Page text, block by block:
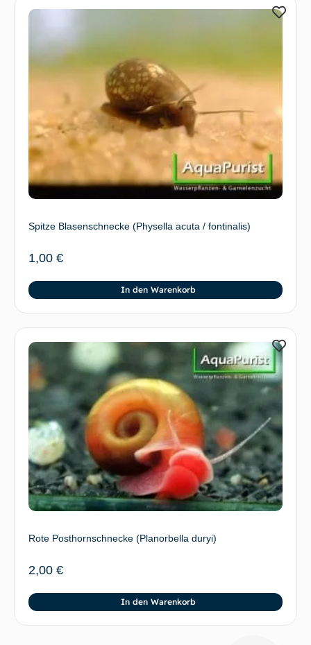
Spitze Blasenschnecke (Physella acuta / fontinalis)
1,00 €
In den Warenkorb
Rote Posthornschnecke (Planorbella duryi)
2,00 €
In den Warenkorb